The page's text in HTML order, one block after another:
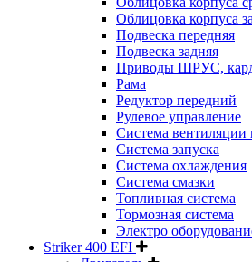
Облицовка корпуса
Подвеска передняя
Подвеска задняя
Приводы ШРУС,
Рама
Редуктор передний
Рулевое управление
Система вентиляции
Система запуска
Система охлаждения
Система смазки
Топливная система
Тормозная система
Электро
Striker 400 EFI